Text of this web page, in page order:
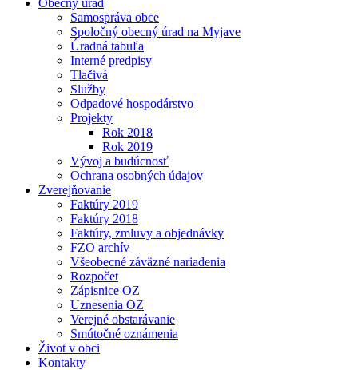
Obecný úrad
Samospráva obce
Spoločný obecný úrad na Myjave
Úradná tabuľa
Interné predpisy
Tlačivá
Služby
Odpadové hospodárstvo
Projekty
Rok 2018
Rok 2019
Vývoj a budúcnosť
Ochrana osobných údajov
Zverejňovanie
Faktúry 2019
Faktúry 2018
Faktúry, zmluvy a objednávky
FZO archív
Všeobecné záväzné nariadenia
Rozpočet
Zápisnice OZ
Uznesenia OZ
Verejné obstarávanie
Smútočné oznámenia
Život v obci
Kontakty